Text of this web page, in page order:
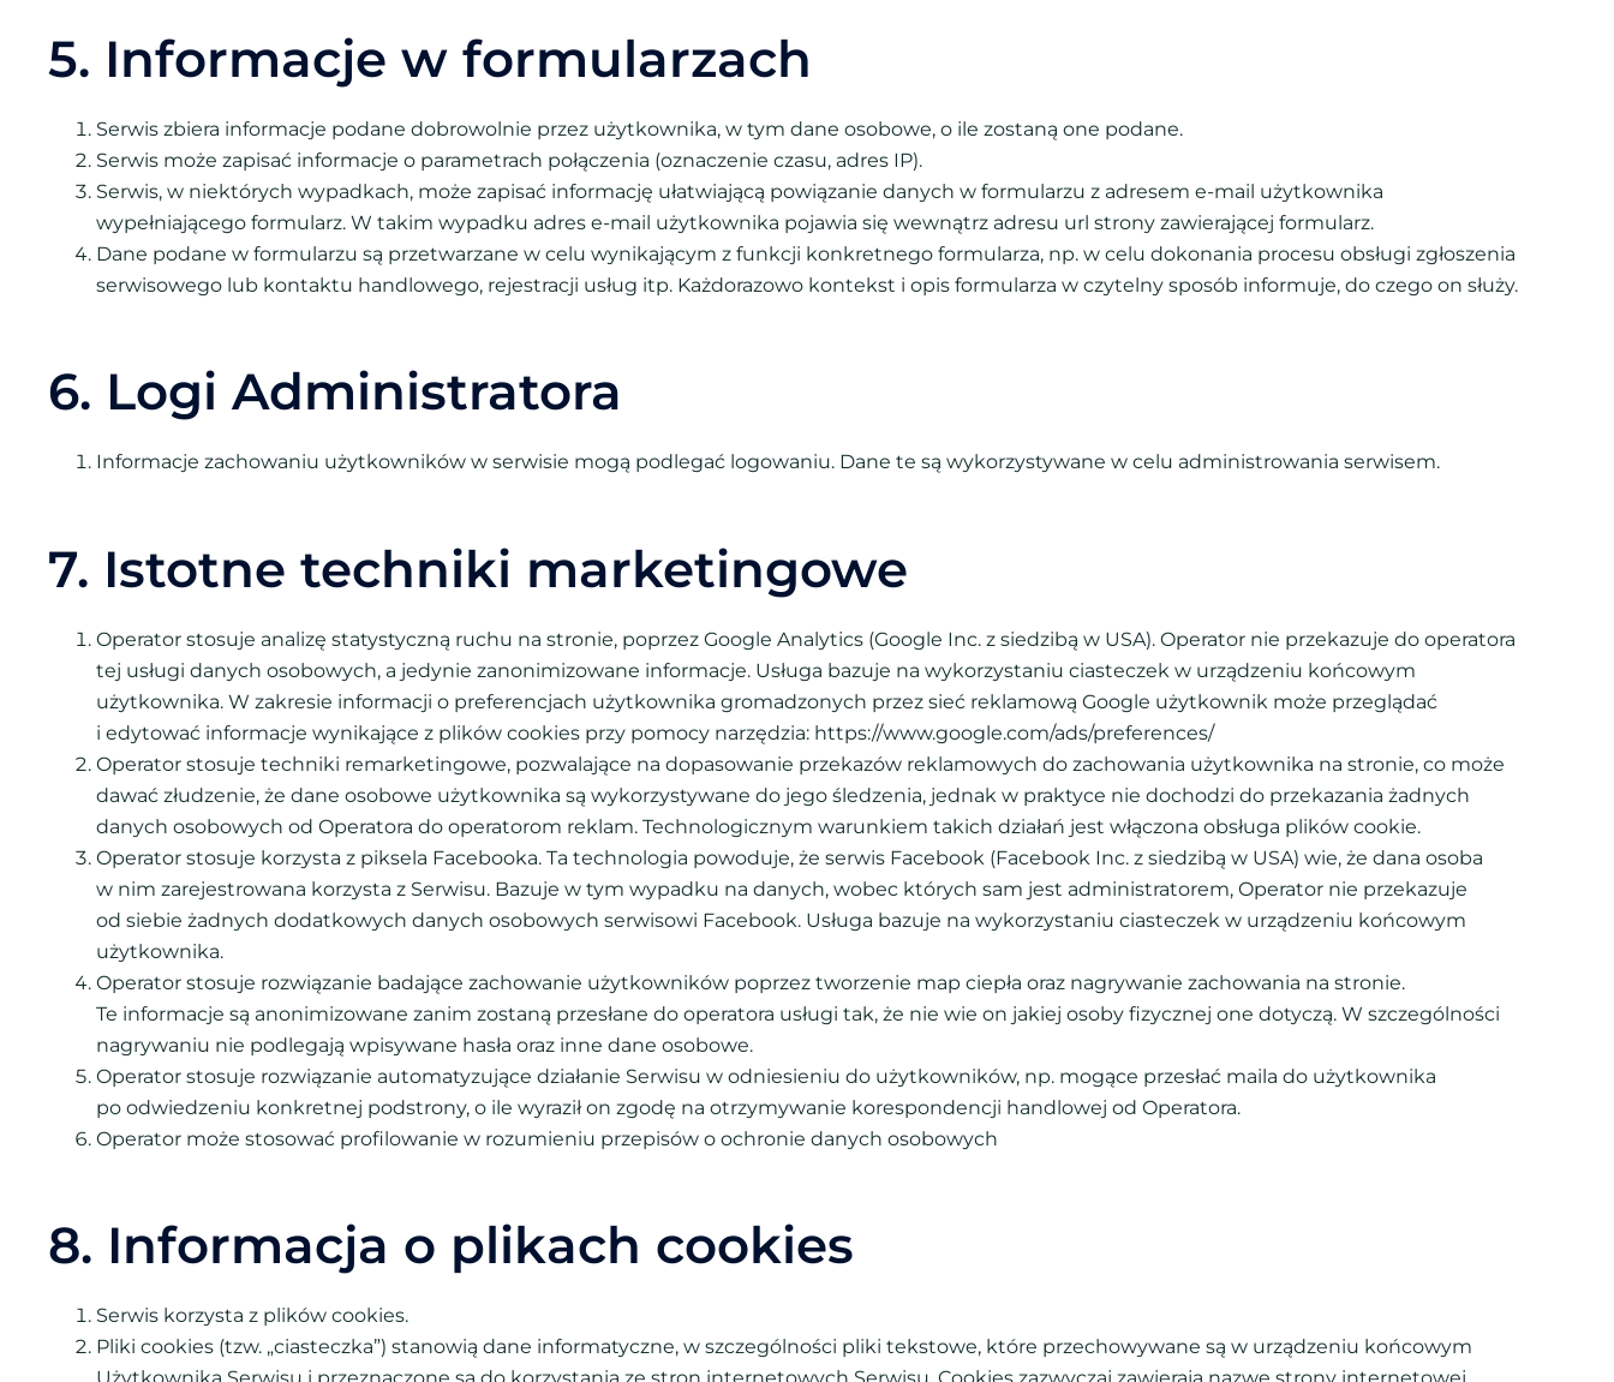
5. Informacje w formularzach
Serwis zbiera informacje podane dobrowolnie przez użytkownika, w tym dane osobowe, o ile zostaną one podane.
Serwis może zapisać informacje o parametrach połączenia (oznaczenie czasu, adres IP).
Serwis, w niektórych wypadkach, może zapisać informację ułatwiającą powiązanie danych w formularzu z adresem e-mail użytkownika
wypełniającego formularz. W takim wypadku adres e-mail użytkownika pojawia się wewnątrz adresu url strony zawierającej formularz.
Dane podane w formularzu są przetwarzane w celu wynikającym z funkcji konkretnego formularza, np. w celu dokonania procesu obsługi zgłoszenia
serwisowego lub kontaktu handlowego, rejestracji usług itp. Każdorazowo kontekst i opis formularza w czytelny sposób informuje, do czego on służy.
6. Logi Administratora
Informacje zachowaniu użytkowników w serwisie mogą podlegać logowaniu. Dane te są wykorzystywane w celu administrowania serwisem.
7. Istotne techniki marketingowe
Operator stosuje analizę statystyczną ruchu na stronie, poprzez Google Analytics (Google Inc. z siedzibą w USA). Operator nie przekazuje do operatora
tej usługi danych osobowych, a jedynie zanonimizowane informacje. Usługa bazuje na wykorzystaniu ciasteczek w urządzeniu końcowym
użytkownika. W zakresie informacji o preferencjach użytkownika gromadzonych przez sieć reklamową Google użytkownik może przeglądać
i edytować informacje wynikające z plików cookies przy pomocy narzędzia: https://www.google.com/ads/preferences/
Operator stosuje techniki remarketingowe, pozwalające na dopasowanie przekazów reklamowych do zachowania użytkownika na stronie, co może
dawać złudzenie, że dane osobowe użytkownika są wykorzystywane do jego śledzenia, jednak w praktyce nie dochodzi do przekazania żadnych
danych osobowych od Operatora do operatorom reklam. Technologicznym warunkiem takich działań jest włączona obsługa plików cookie.
Operator stosuje korzysta z piksela Facebooka. Ta technologia powoduje, że serwis Facebook (Facebook Inc. z siedzibą w USA) wie, że dana osoba
w nim zarejestrowana korzysta z Serwisu. Bazuje w tym wypadku na danych, wobec których sam jest administratorem, Operator nie przekazuje
od siebie żadnych dodatkowych danych osobowych serwisowi Facebook. Usługa bazuje na wykorzystaniu ciasteczek w urządzeniu końcowym
użytkownika.
Operator stosuje rozwiązanie badające zachowanie użytkowników poprzez tworzenie map ciepła oraz nagrywanie zachowania na stronie.
Te informacje są anonimizowane zanim zostaną przesłane do operatora usługi tak, że nie wie on jakiej osoby fizycznej one dotyczą. W szczególności
nagrywaniu nie podlegają wpisywane hasła oraz inne dane osobowe.
Operator stosuje rozwiązanie automatyzujące działanie Serwisu w odniesieniu do użytkowników, np. mogące przesłać maila do użytkownika
po odwiedzeniu konkretnej podstrony, o ile wyraził on zgodę na otrzymywanie korespondencji handlowej od Operatora.
Operator może stosować profilowanie w rozumieniu przepisów o ochronie danych osobowych
8. Informacja o plikach cookies
Serwis korzysta z plików cookies.
Pliki cookies (tzw. „ciasteczka”) stanowią dane informatyczne, w szczególności pliki tekstowe, które przechowywane są w urządzeniu końcowym